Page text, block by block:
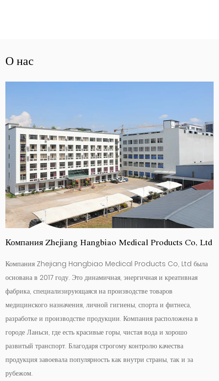
О нас
Компания Zhejiang Hangbiao Medical Products Co, Ltd
Компания Zhejiang Hangbiao Medical Products Co, Ltd была
основана в 2017 году. Это динамичная, энергичная и креативная
фабрика, специализирующаяся на производстве товаров
медицинского назначения, личной гигиены, спорта и фитнеса,
разработке и производстве продукции. Компания расположена в
городе Ланьси, где есть красивые горы, чистая вода и хорошо
развитый транспорт. Благодаря строгому контролю качества
продукция завоевала популярность как внутри страны, так и за
рубежом.